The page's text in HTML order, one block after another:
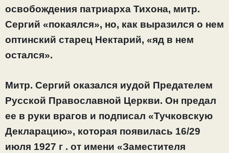
освобождения патриарха Тихона, митр.
Сергий «покаялся», но, как выразился о нем
оптинский старец Нектарий, «яд в нем
остался».
Митр. Сергий оказался иудой Предателем
Русской Православной Церкви. Он предал
ее в руки врагов и подписал «Тучковскую
Декларацию», которая появилась 16/29
июля 1927 г . от имени «Заместителя